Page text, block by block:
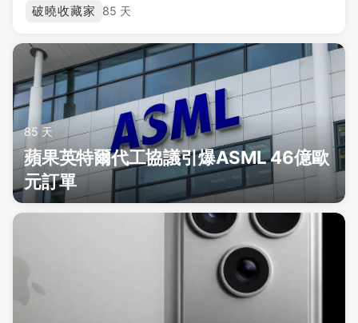
破曉收藏家 85 天
85 天
蘋果英特爾代工協議引爆ASML 46億歐
元訂單